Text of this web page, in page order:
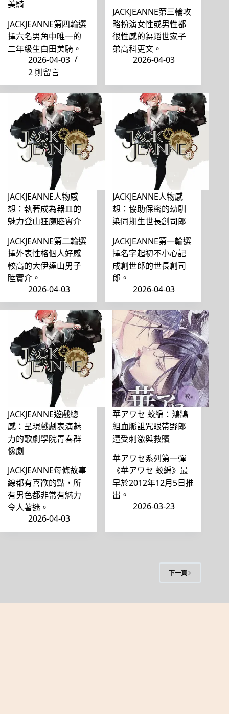
美騎
JACKJEANNE第四輪選
擇六名男角中唯一的
二年級生白田美騎。
2026-04-03
2 則留言
JACKJEANNE第三輪攻
略扮演女性或男性都
很性感的舞蹈世家子
弟高科更文。
2026-04-03
JACKJEANNE人物感
想：執著成為器皿的
魅力登山狂魔睦實介
JACKJEANNE第二輪選
擇外表性格個人好感
較高的大伊達山男子
睦實介。
2026-04-03
JACKJEANNE人物感
想：協助保密的幼馴
染同期生世長創司郎
JACKJEANNE第一輪選
擇名字起初不小心記
成創世郎的世長創司
郎。
2026-04-03
JACKJEANNE遊戲總
感：呈現戲劇表演魅
力的歌劇學院青春群
像劇
JACKJEANNE每條故事
線都有喜歡的點，所
有男色都非常有魅力
令人著迷。
2026-04-03
華アワセ 蛟編：鴻鵠
組血脈詛咒眼帶野郎
遭受刺激與救贖
華アワセ系列第一彈
《華アワセ 蛟編》最
早於2012年12月5日推
出。
2026-03-23
下一頁